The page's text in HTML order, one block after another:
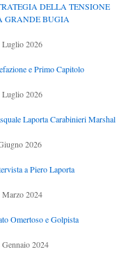
DELLA TENSIONE
GRANDE BUGIA
Luglio 2026
e Primo Capitolo
Luglio 2026
Laporta Carabinieri Marshal
2026
a Piero Laporta
Marzo 2024
Omertoso e Golpista
Gennaio 2024